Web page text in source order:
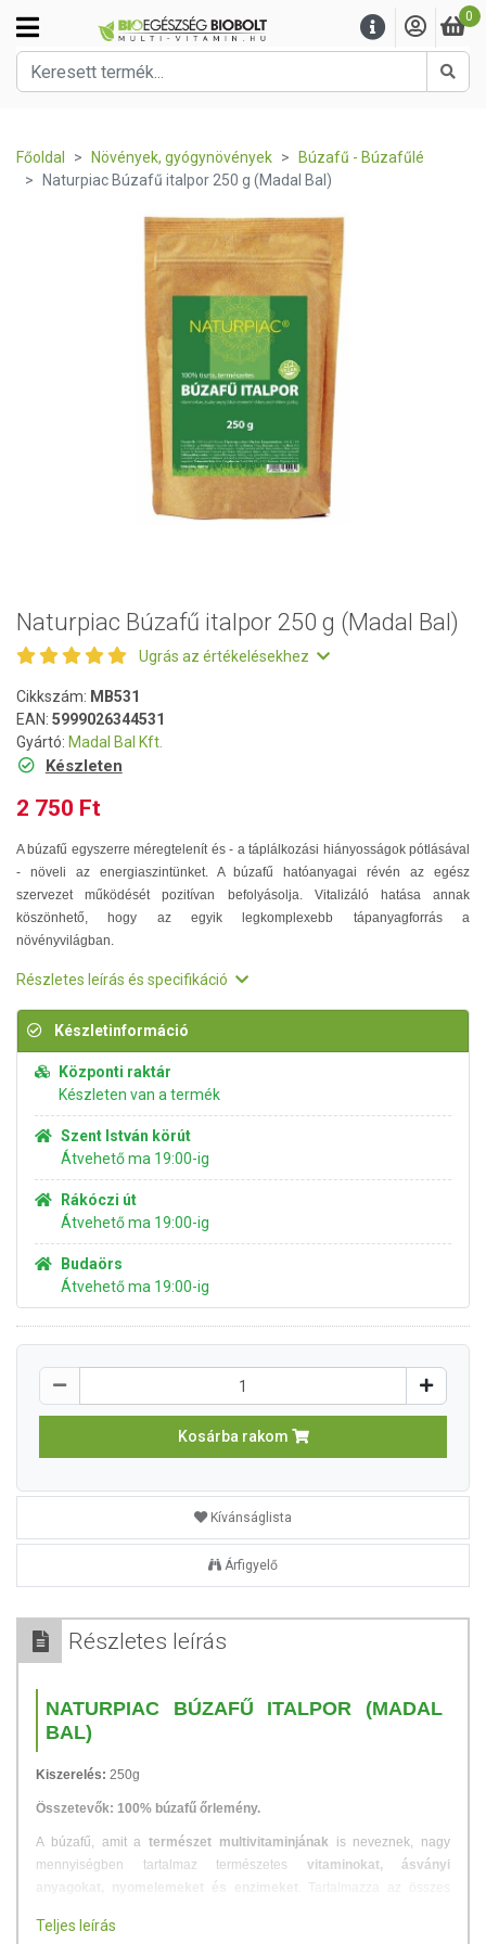
0
Főoldal Növények, gyógynövények
Búzafű - Búzafűlé
Naturpiac Búzafű italpor 250 g (Madal Bal)
Naturpiac Búzafű italpor 250 g (Madal Bal)
Ugrás az értékelésekhez
Cikkszám: MB531
EAN: 5999026344531
Gyártó: Madal Bal Kft.
Készleten
2 750 Ft
A búzafű egyszerre méregtelenít és - a táplálkozási hiányosságok pótlásával
- növeli az energiaszintünket. A búzafű hatóanyagai révén az egész
szervezet működését pozitívan befolyásolja. Vitalizáló hatása annak
köszönhető, hogy az egyik legkomplexebb tápanyagforrás a
növényvilágban.
Részletes leírás és specifikáció
Készletinformáció
Központi raktár
Készleten van a termék
Szent István körút
Átvehető ma 19:00-ig
Rákóczi út
Átvehető ma 19:00-ig
Budaörs
Átvehető ma 19:00-ig
Kosárba rakom
Kívánságlista
Árfigyelő
Részletes leírás
NATURPIAC BÚZAFŰ ITALPOR (MADAL
BAL)
Kiszerelés: 250g
Összetevők: 100% búzafű őrlemény.
A búzafű, amit a természet multivitaminjánakis neveznek, nagy
mennyiségben tartalmaz természetes vitaminokat, ásványi
. Tartalmazza az összes
Kimagasló kalcium, magnézium, és kálium tartalma van.
Teljes leírás